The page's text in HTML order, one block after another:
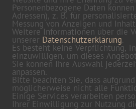
Personenbezogene Daten
Adressen), z. B. für
Messung von Anzeigen und
Weitere Informationen über die
unserer Datenschutzerklärung.
Es besteht keine Verpflichtung,
einzuwilligen, um dieses
Sie können Ihre Auswahl
anpassen.
Bitte beachten Sie, dass
möglicherweise nicht alle
Einige Services verarbeiten
Ihrer Einwilligung zur Nutzung